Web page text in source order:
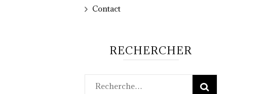
Contact
RECHERCHER
Rechercher :